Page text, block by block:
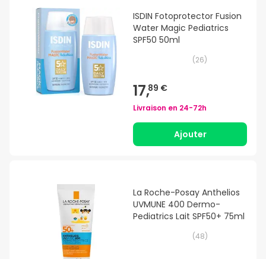
ISDIN Fotoprotector Fusion
Water Magic Pediatrics
SPF50 50ml
(26)
17,89 €
Livraison en 24-72h
Ajouter
La Roche-Posay Anthelios
UVMUNE 400 Dermo-
Pediatrics Lait SPF50+ 75ml
(48)